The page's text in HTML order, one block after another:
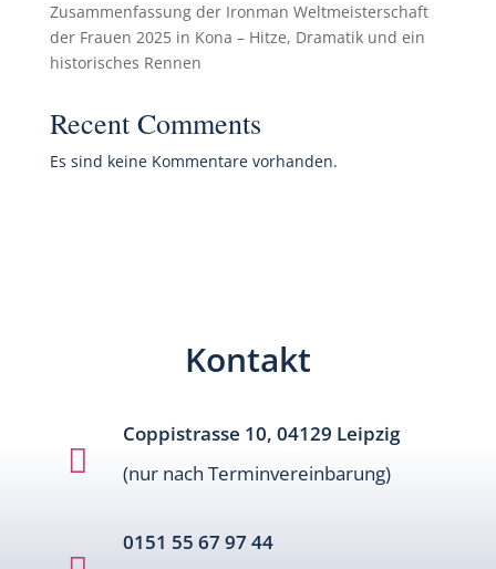
Zusammenfassung der Ironman Weltmeisterschaft
der Frauen 2025 in Kona – Hitze, Dramatik und ein
historisches Rennen
Recent Comments
Es sind keine Kommentare vorhanden.
Kontakt

Coppistrasse 10, 04129 Leipzig
(nur nach Terminvereinbarung)
0151 55 67 97 44